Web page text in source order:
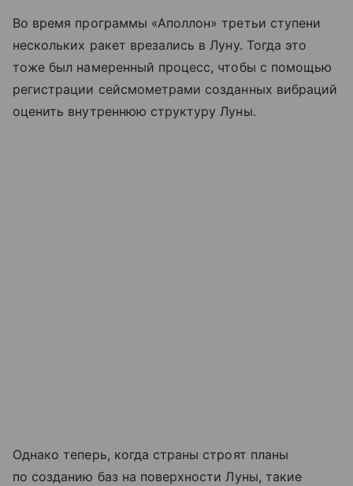
Во время программы «Аполлон» третьи ступени
нескольких ракет врезались в Луну. Тогда это
тоже был намеренный процесс, чтобы с помощью
регистрации сейсмометрами созданных вибраций
оценить внутреннюю структуру Луны.
Однако теперь, когда страны строят планы
по созданию баз на поверхности Луны, такие